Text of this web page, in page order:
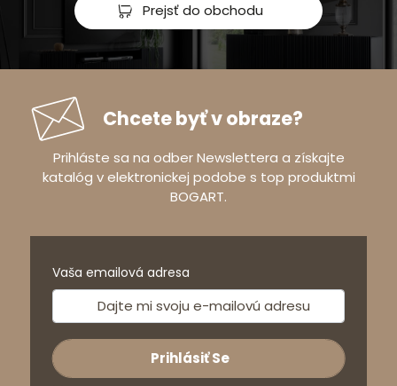
Prejsť do obchodu
Chcete byť v obraze?
Prihláste sa na odber Newslettera a získajte
katalóg v elektronickej podobe s top produktmi
BOGART.
Vaša emailová adresa